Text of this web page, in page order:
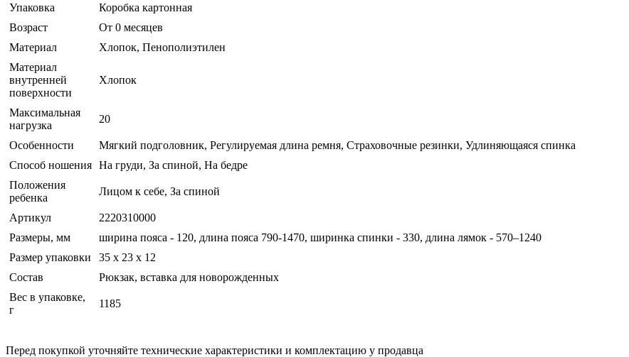
Упаковка
Коробка картонная
Возраст
От 0 месяцев
Материал
Хлопок, Пенополиэтилен
Материал
внутренней
поверхности
Хлопок
Максимальная
нагрузка
20
Особенности
Мягкий подголовник, Регулируемая длина ремня, Страховочные резинки, Удлиняющаяся спинка
Способ ношения На груди, За спиной, На бедре
Положения
ребенка
Лицом к себе, За спиной
Артикул
2220310000
Размеры, мм
ширина пояса - 120, длина пояса 790-1470, ширинка спинки - 330, длина лямок - 570–1240
Размер упаковки
35 x 23 x 12
Состав
Рюкзак, вставка для новорожденных
Вес в упаковке,
г
1185
Перед покупкой уточняйте технические характеристики и комплектацию у продавца